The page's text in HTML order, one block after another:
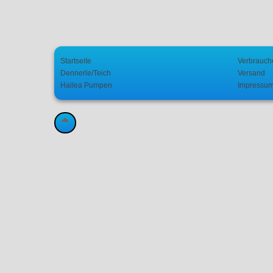
Startseite
Dennerle/Teich
Hailea Pumpen
Versand